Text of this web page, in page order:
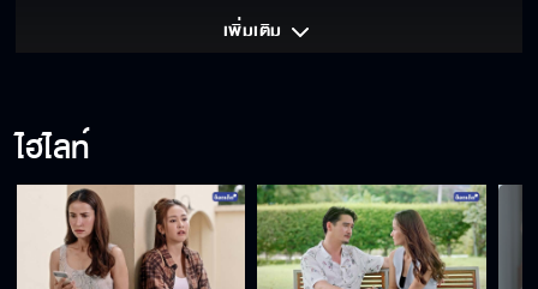
เกมรักทรยศ EP.14
เกมรักทรยศ EP.16
เพิ่มเติม
ไฮไลท์